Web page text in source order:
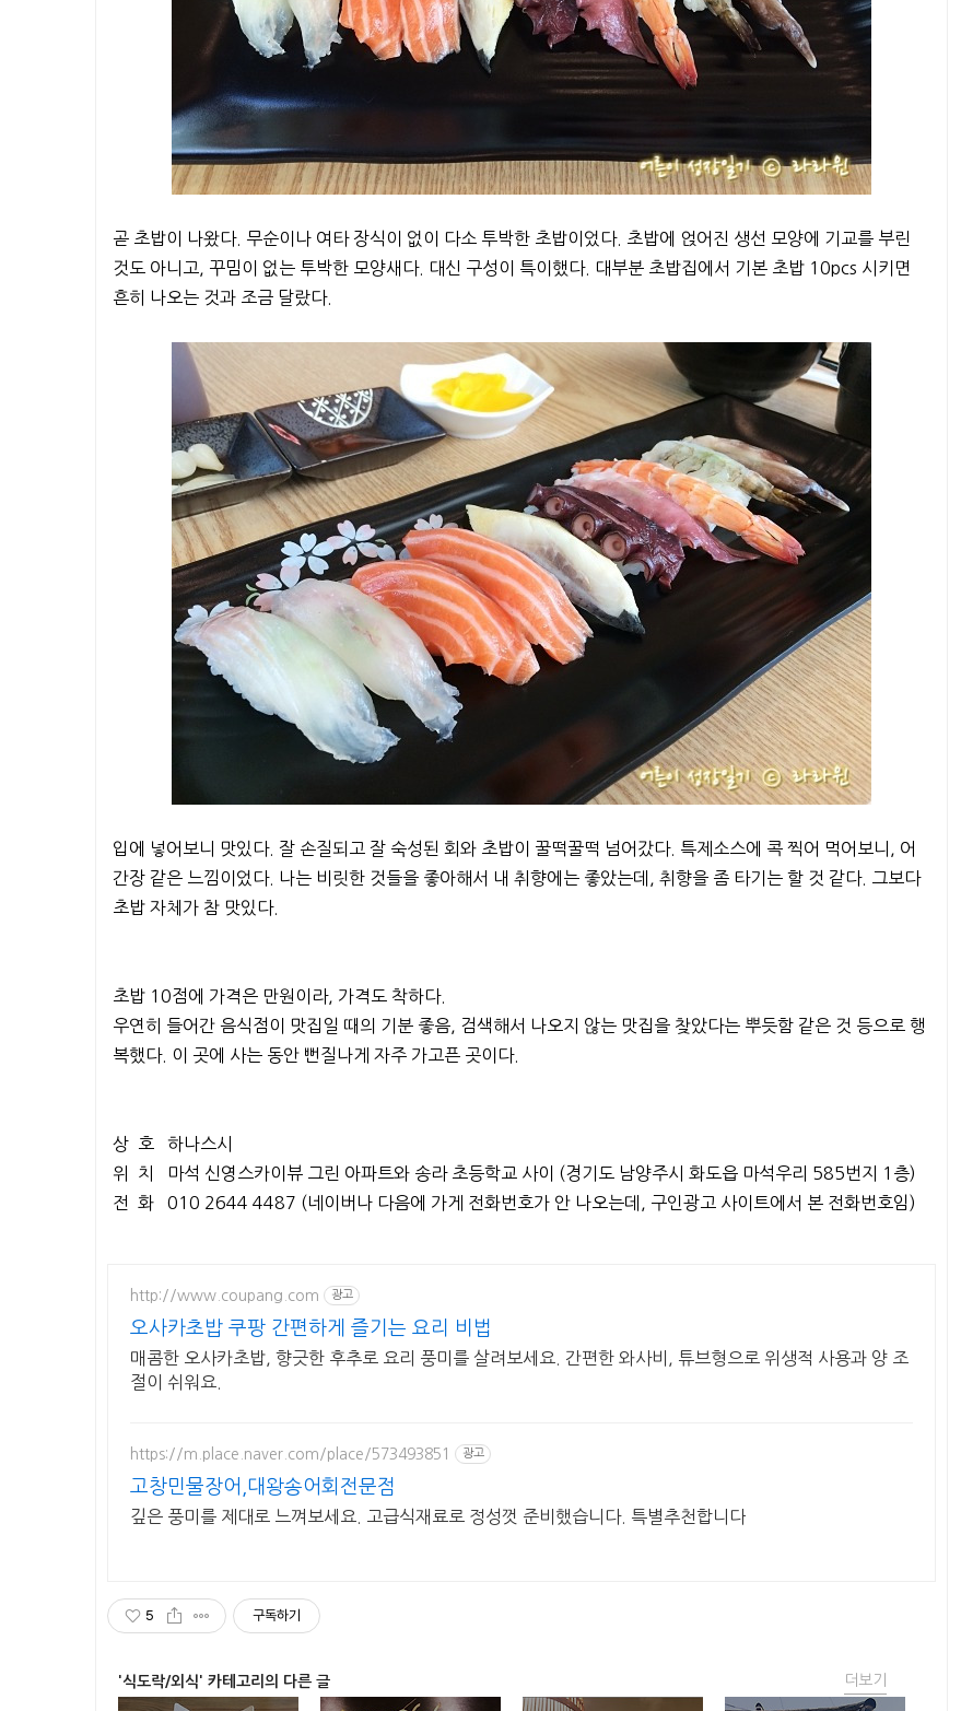
곧 초밥이 나왔다. 무순이나 여타 장식이 없이 다소 투박한 초밥이었다. 초밥에 얹어진 생선 모양에 기교를 부린
것도 아니고, 꾸밈이 없는 투박한 모양새다. 대신 구성이 특이했다. 대부분 초밥집에서 기본 초밥 10pcs 시키면
흔히 나오는 것과 조금 달랐다.
입에 넣어보니 맛있다. 잘 손질되고 잘 숙성된 회와 초밥이 꿀떡꿀떡 넘어갔다. 특제소스에 콕 찍어 먹어보니, 어
간장 같은 느낌이었다. 나는 비릿한 것들을 좋아해서 내 취향에는 좋았는데, 취향을 좀 타기는 할 것 같다. 그보다
초밥 자체가 참 맛있다.
초밥 10점에 가격은 만원이라, 가격도 착하다.
우연히 들어간 음식점이 맛집일 때의 기분 좋음, 검색해서 나오지 않는 맛집을 찾았다는 뿌듯함 같은 것 등으로 행
복했다. 이 곳에 사는 동안 뻔질나게 자주 가고픈 곳이다.
상 호 하나스시
위 치 마석 신영스카이뷰 그린 아파트와 송라 초등학교 사이 (경기도 남양주시 화도읍 마석우리 585번지 1층)
전 화 010 2644 4487 (네이버나 다음에 가게 전화번호가 안 나오는데, 구인광고 사이트에서 본 전화번호임)
http://www.coupang.com 광고
오사카초밥 쿠팡 간편하게 즐기는 요리 비법
매콤한 오사카초밥, 향긋한 후추로 요리 풍미를 살려보세요. 간편한 와사비, 튜브형으로 위생적 사용과 양 조
절이 쉬워요.
https://m.place.naver.com/place/573493851 광고
고창민물장어,대왕송어회전문점
깊은 풍미를 제대로 느껴보세요. 고급식재료로 정성껏 준비했습니다. 특별추천합니다
5 구독하기
'식도락/외식' 카테고리의 다른 글 더보기